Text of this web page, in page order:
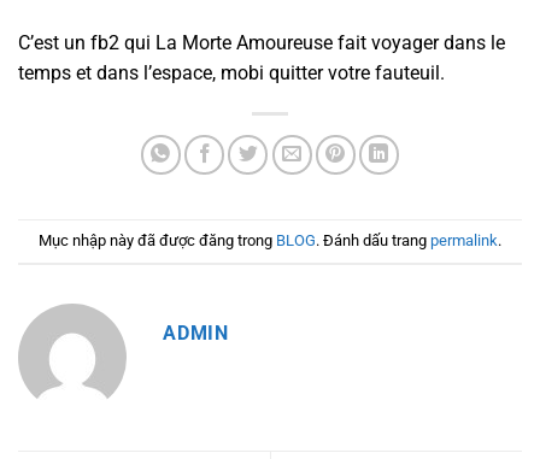
C’est un fb2 qui La Morte Amoureuse fait voyager dans le
temps et dans l’espace, mobi quitter votre fauteuil.
Mục nhập này đã được đăng trong BLOG. Đánh dấu trang permalink.
ADMIN